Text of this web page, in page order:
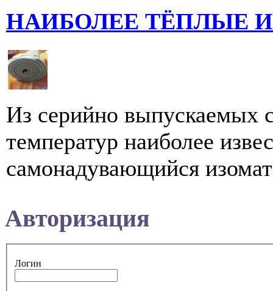
НАИБОЛЕЕ ТЁПЛЫЕ
Из серийно выпускаемых
температур наиболее
самонадувающийся
Авторизация
Логин